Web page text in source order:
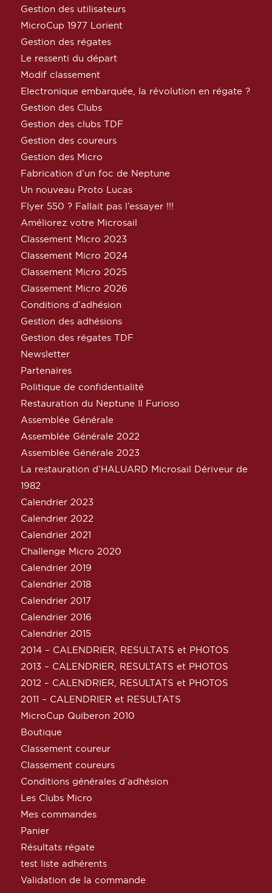
Gestion des utilisateurs
MicroCup 1977 Lorient
Gestion des régates
Le ressenti du départ
Modif classement
Electronique embarquée, la révolution en régate ?
Gestion des Clubs
Gestion des clubs TDF
Gestion des coureurs
Gestion des Micro
Fabrication d’un foc de Neptune
Un nouveau Proto Lucas
Flyer 550 ? Fallait pas l’essayer !!!
Améliorez votre Microsail
Classement Micro 2023
Classement Micro 2024
Classement Micro 2025
Classement Micro 2026
Conditions d’adhésion
Gestion des adhésions
Gestion des régates TDF
Newsletter
Partenaires
Politique de confidentialité
Restauration du Neptune Il Furioso
Assemblée Générale
Assemblée Générale 2022
Assemblée Générale 2023
La restauration d’HALUARD Microsail Dériveur de
1982
Calendrier 2023
Calendrier 2022
Calendrier 2021
Challenge Micro 2020
Calendrier 2019
Calendrier 2018
Calendrier 2017
Calendrier 2016
Calendrier 2015
2014 – CALENDRIER, RESULTATS et PHOTOS
2013 – CALENDRIER, RESULTATS et PHOTOS
2012 – CALENDRIER, RESULTATS et PHOTOS
2011 – CALENDRIER et RESULTATS
MicroCup Quiberon 2010
Boutique
Classement coureur
Classement coureurs
Conditions générales d’adhésion
Les Clubs Micro
Mes commandes
Panier
Résultats régate
test liste adhérents
Validation de la commande